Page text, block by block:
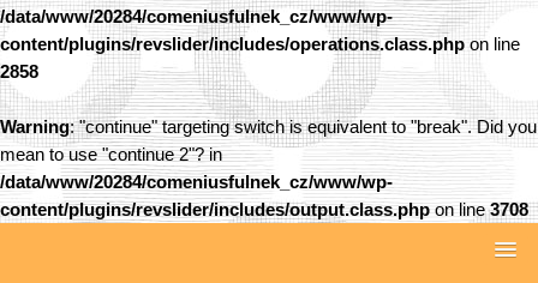
/data/www/20284/comeniusfulnek_cz/www/wp-
content/plugins/revslider/includes/operations.class.php on line
2858
Warning: "continue" targeting switch is equivalent to "break". Did you
mean to use "continue 2"? in
/data/www/20284/comeniusfulnek_cz/www/wp-
content/plugins/revslider/includes/output.class.php on line3708